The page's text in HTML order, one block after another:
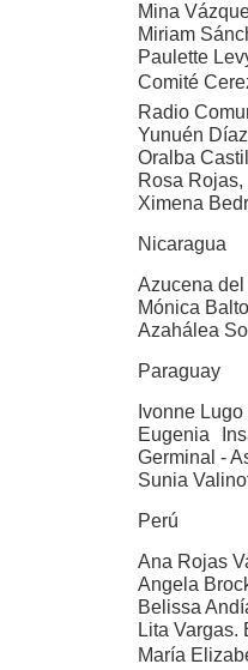
Mina
Miriam
Paulette
Comité
Radio
Yunuén Díaz
Oralba
Rosa
Ximena
Nicaragua
Azucena
Mónica
Azahálea
Paraguay
Ivonne
Eugenia
Germinal -
Sunia
Perú
Ana Rojas
Angela
Belissa
Lita Vargas.
María